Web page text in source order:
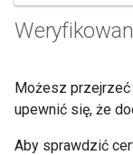
Możesz przejrzeć
upewnić się, że
Aby sprawdzić